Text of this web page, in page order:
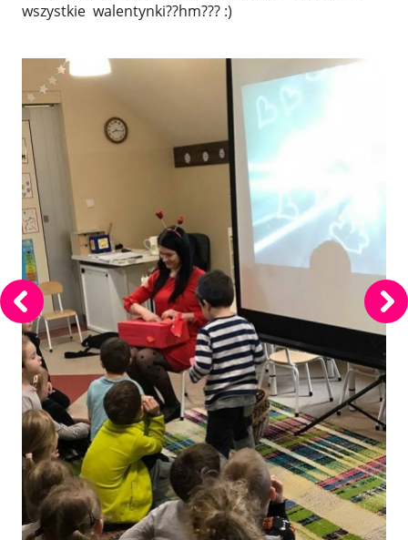
wszystkie walentynki??hm??? :)